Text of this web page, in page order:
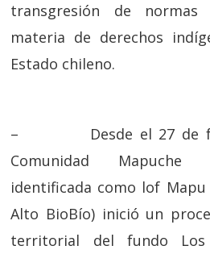
transgresión de normas
materia de derechos
Estado chileno.
– Desde el 27 de
Comunidad Mapuche
identificada como lof Mapu
Alto BioBío) inició un
territorial del fundo Los